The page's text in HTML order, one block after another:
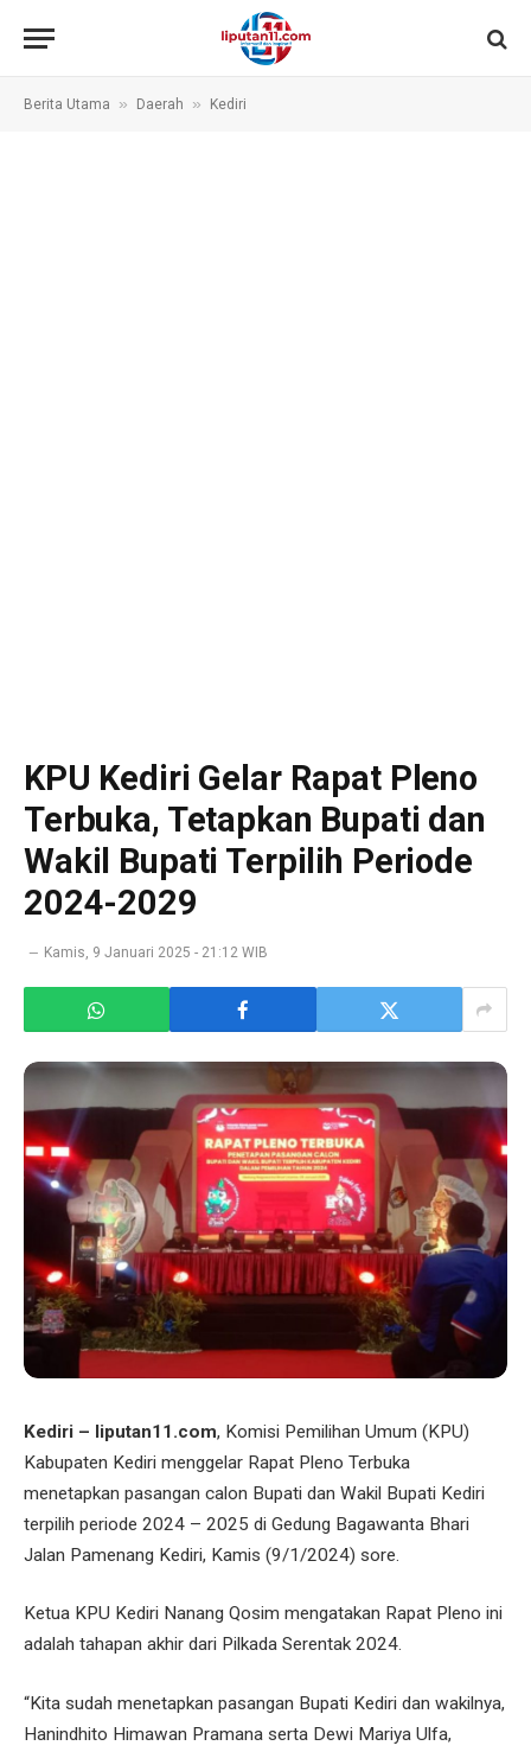
Berita Utama » Daerah » Kediri
KPU Kediri Gelar Rapat Pleno
Terbuka, Tetapkan Bupati dan
Wakil Bupati Terpilih Periode
2024-2029
Kamis, 9 Januari 2025 - 21:12 WIB
Kediri – liputan11.com, Komisi Pemilihan Umum (KPU)
Kabupaten Kediri menggelar Rapat Pleno Terbuka
menetapkan pasangan calon Bupati dan Wakil Bupati Kediri
terpilih periode 2024 – 2025 di Gedung Bagawanta Bhari
Jalan Pamenang Kediri, Kamis (9/1/2024) sore.
Ketua KPU Kediri Nanang Qosim mengatakan Rapat Pleno ini
adalah tahapan akhir dari Pilkada Serentak 2024.
“Kita sudah menetapkan pasangan Bupati Kediri dan wakilnya,
Hanindhito Himawan Pramana serta Dewi Mariya Ulfa,